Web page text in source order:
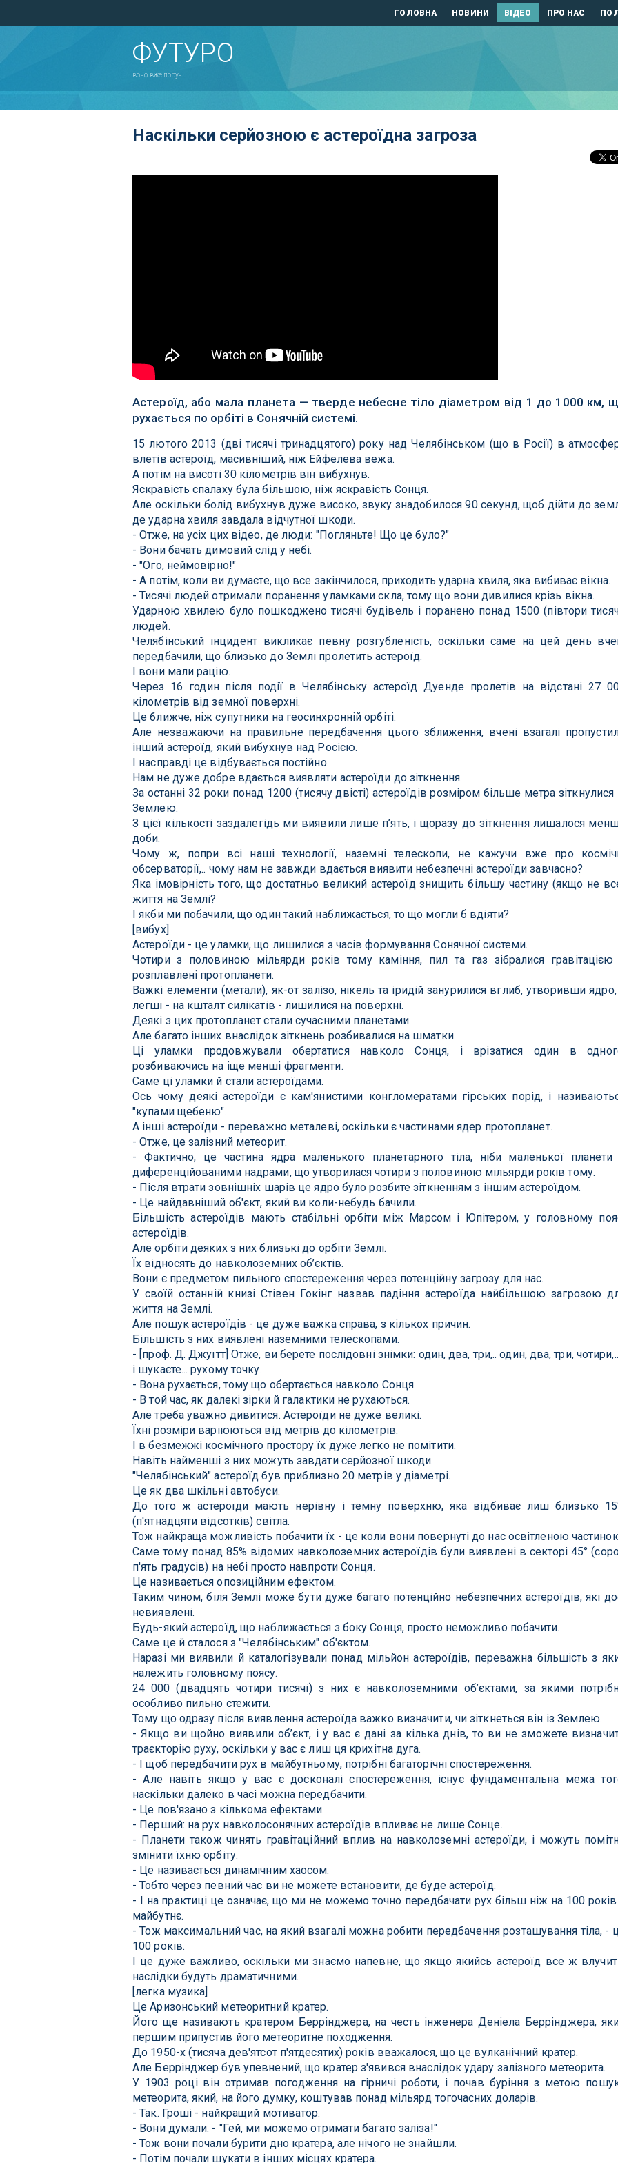
ГОЛОВНА НОВИНИ ВІДЕО ПРО НАС
ФУТУРО
воно вже поруч!
Наскільки серйозною є астероїдна загроза
Астероїд, або мала планета — тверде небесне тіло діаметром від 1 до 1000 км,
рухається по орбіті в Сонячній системі.
15 лютого 2013 (дві тисячі тринадцятого) року над Челябінськом (що в Росії) в
влетів астероїд, масивніший, ніж Ейфелева вежа.
А потім на висоті 30 кілометрів він вибухнув.
Яскравість спалаху була більшою, ніж яскравість Сонця.
Але оскільки болід вибухнув дуже високо, звуку знадобилося 90 секунд, щоб дійти до
де ударна хвиля завдала відчутної шкоди.
- Отже, на усіх цих відео, де люди: "Погляньте! Що це було?"
- Вони бачать димовий слід у небі.
- "Ого, неймовірно!"
- А потім, коли ви думаєте, що все закінчилося, приходить ударна хвиля, яка вибиває вікна.
- Тисячі людей отримали поранення уламками скла, тому що вони дивилися крізь вікна.
Ударною хвилею було пошкоджено тисячі будівель і поранено понад 1500 (півтори
людей.
Челябінський інцидент викликає певну розгубленість, оскільки саме на цей день
передбачили, що близько до Землі пролетить астероїд.
І вони мали рацію.
Через 16 годин після події в Челябінську астероїд Дуенде пролетів на відстані 27
кілометрів від земної поверхні.
Це ближче, ніж супутники на геосинхронній орбіті.
Але незважаючи на правильне передбачення цього зближення, вчені взагалі
інший астероїд, який вибухнув над Росією.
І насправді це відбувається постійно.
Нам не дуже добре вдається виявляти астероїди до зіткнення.
За останні 32 роки понад 1200 (тисячу двісті) астероїдів розміром більше метра зіткнулися
Землею.
З цієї кількості заздалегідь ми виявили лише п’ять, і щоразу до зіткнення лишалося
доби.
Чому ж, попри всі наші технології, наземні телескопи, не кажучи вже про
обсерваторії,.. чому нам не завжди вдається виявити небезпечні астероїди завчасно?
Яка імовірність того, що достатньо великий астероїд знищить більшу частину (якщо не
життя на Землі?
І якби ми побачили, що один такий наближається, то що могли б вдіяти?
[вибух]
Астероїди - це уламки, що лишилися з часів формування Сонячної системи.
Чотири з половиною мільярди років тому каміння, пил та газ зібралися гравітацією
розплавлені протопланети.
Важкі елементи (метали), як-от залізо, нікель та іридій занурилися вглиб, утворивши
легші - на кшталт силікатів - лишилися на поверхні.
Деякі з цих протопланет стали сучасними планетами.
Але багато інших внаслідок зіткнень розбивалися на шматки.
Ці уламки продовжували обертатися навколо Сонця, і врізатися один в
розбиваючись на іще менші фрагменти.
Саме ці уламки й стали астероїдами.
Ось чому деякі астероїди є кам'янистими конгломератами гірських порід, і
"купами щебеню".
А інші астероїди - переважно металеві, оскільки є частинами ядер протопланет.
- Отже, це залізний метеорит.
- Фактично, це частина ядра маленького планетарного тіла, ніби маленької планети
диференційованими надрами, що утворилася чотири з половиною мільярди років тому.
- Після втрати зовнішніх шарів це ядро було розбите зіткненням з іншим астероїдом.
- Це найдавніший об'єкт, який ви коли-небудь бачили.
Більшість астероїдів мають стабільні орбіти між Марсом і Юпітером, у головному
астероїдів.
Але орбіти деяких з них близькі до орбіти Землі.
Їх відносять до навколоземних об’єктів.
Вони є предметом пильного спостереження через потенційну загрозу для нас.
У своїй останній книзі Стівен Гокінг назвав падіння астероїда найбільшою загрозою
життя на Землі.
Але пошук астероїдів - це дуже важка справа, з кількох причин.
Більшість з них виявлені наземними телескопами.
- [проф. Д. Джуїтт] Отже, ви берете послідовні знімки: один, два, три,.. один, два, три, чотири,..
і шукаєте... рухому точку.
- Вона рухається, тому що обертається навколо Сонця.
- В той час, як далекі зірки й галактики не рухаються.
Але треба уважно дивитися. Астероїди не дуже великі.
Їхні розміри варіюються від метрів до кілометрів.
І в безмежжі космічного простору їх дуже легко не помітити.
Навіть найменші з них можуть завдати серйозної шкоди.
"Челябінський" астероїд був приблизно 20 метрів у діаметрі.
Це як два шкільні автобуси.
До того ж астероїди мають нерівну і темну поверхню, яка відбиває лиш близько
(п'ятнадцяти відсотків) світла.
Тож найкраща можливість побачити їх - це коли вони повернуті до нас освітленою
Саме тому понад 85% відомих навколоземних астероїдів були виявлені в секторі 45°
п'ять градусів) на небі просто навпроти Сонця.
Це називається опозиційним ефектом.
Таким чином, біля Землі може бути дуже багато потенційно небезпечних астероїдів, які
невиявлені.
Будь-який астероїд, що наближається з боку Сонця, просто неможливо побачити.
Саме це й сталося з "Челябінським" об'єктом.
Наразі ми виявили й каталогізували понад мільйон астероїдів, переважна більшість з
належить головному поясу.
24 000 (двадцять чотири тисячі) з них є навколоземними об’єктами, за якими
особливо пильно стежити.
Тому що одразу після виявлення астероїда важко визначити, чи зіткнеться він із Землею.
- Якщо ви щойно виявили об’єкт, і у вас є дані за кілька днів, то ви не зможете
траєкторію руху, оскільки у вас є лиш ця крихітна дуга.
- І щоб передбачити рух в майбутньому, потрібні багаторічні спостереження.
- Але навіть якщо у вас є досконалі спостереження, існує фундаментальна межа
наскільки далеко в часі можна передбачити.
- Це пов'язано з кількома ефектами.
- Перший: на рух навколосонячних астероїдів впливає не лише Сонце.
- Планети також чинять гравітаційний вплив на навколоземні астероїди, і можуть
змінити їхню орбіту.
- Це називається динамічним хаосом.
- Тобто через певний час ви не можете встановити, де буде астероїд.
- І на практиці це означає, що ми не можемо точно передбачати рух більш ніж на 100
майбутнє.
- Тож максимальний час, на який взагалі можна робити передбачення розташування тіла, -
100 років.
І це дуже важливо, оскільки ми знаємо напевне, що якщо якийсь астероїд все ж
наслідки будуть драматичними.
[легка музика]
Це Аризонський метеоритний кратер.
Його ще називають кратером Беррінджера, на честь інженера Деніела Беррінджера,
першим припустив його метеоритне походження.
До 1950-х (тисяча дев'ятсот п'ятдесятих) років вважалося, що це вулканічний кратер.
Але Беррінджер був упевнений, що кратер з'явився внаслідок удару залізного метеорита.
У 1903 році він отримав погодження на гірничі роботи, і почав буріння з метою
метеорита, який, на його думку, коштував понад мільярд тогочасних доларів.
- Так. Гроші - найкращий мотиватор.
- Вони думали: - "Гей, ми можемо отримати багато заліза!"
- Тож вони почали бурити дно кратера, але нічого не знайшли.
- Потім почали шукати в інших місцях кратера.